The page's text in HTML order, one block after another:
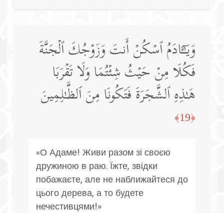
وَیَـٰۤـَٔادَمُ ٱسۡكُنۡ أَنتَ وَزَوۡجُكَ ٱلۡجَنَّةَ
فَكُلَا مِنۡ حَیۡثُ شِئۡتُمَا وَلَا تَقۡرَبَا
هَـٰذِهِ ٱلشَّجَرَةَ فَتَكُونَا مِنَ ٱلظَّـٰلِمِینَ
﴿19﴾
«О Адаме! Живи разом зі своєю
дружиною в раю. Їжте, звідки
побажаєте, але не наближайтеся до
цього дерева, а то будете
нечестивцями!»